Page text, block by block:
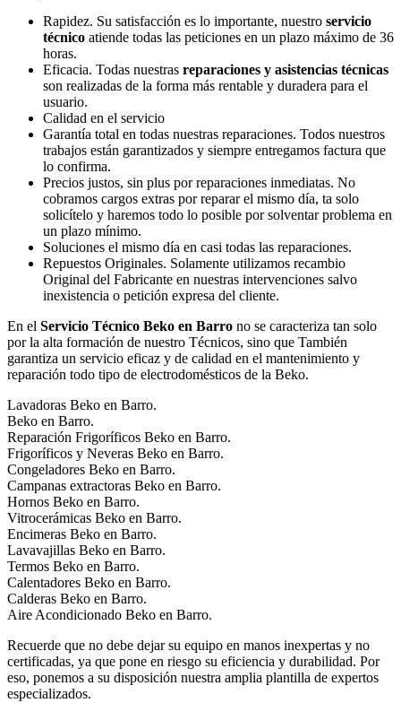
Rapidez. Su satisfacción es lo importante, nuestro servicio
técnico atiende todas las peticiones en un plazo máximo de 36
horas.
Eficacia. Todas nuestras reparaciones y asistencias técnicas
son realizadas de la forma más rentable y duradera para el
usuario.
Calidad en el servicio
Garantía total en todas nuestras reparaciones. Todos nuestros
trabajos están garantizados y siempre entregamos factura que
lo confirma.
Precios justos, sin plus por reparaciones inmediatas. No
cobramos cargos extras por reparar el mismo día, ta solo
solicítelo y haremos todo lo posible por solventar problema en
un plazo mínimo.
Soluciones el mismo día en casi todas las reparaciones.
Repuestos Originales. Solamente utilizamos recambio
Original del Fabricante en nuestras intervenciones salvo
inexistencia o petición expresa del cliente.
En el Servicio Técnico Beko en Barro no se caracteriza tan solo
por la alta formación de nuestro Técnicos, sino que También
garantiza un servicio eficaz y de calidad en el mantenimiento y
reparación todo tipo de electrodomésticos de la Beko.
Lavadoras Beko en Barro.
Beko en Barro.
Reparación Frigoríficos Beko en Barro.
Frigoríficos y Neveras Beko en Barro.
Congeladores Beko en Barro.
Campanas extractoras Beko en Barro.
Hornos Beko en Barro.
Vitrocerámicas Beko en Barro.
Encimeras Beko en Barro.
Lavavajillas Beko en Barro.
Termos Beko en Barro.
Calentadores Beko en Barro.
Calderas Beko en Barro.
Aire Acondicionado Beko en Barro.
Recuerde que no debe dejar su equipo en manos inexpertas y no
certificadas, ya que pone en riesgo su eficiencia y durabilidad. Por
eso, ponemos a su disposición nuestra amplia plantilla de expertos
especializados.